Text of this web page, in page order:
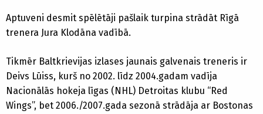
Aptuveni desmit spēlētāji pašlaik turpina strādāt Rīgā
trenera Jura Klodāna vadībā.
Tikmēr Baltkrievijas izlases jaunais galvenais treneris ir
Deivs Lūiss, kurš no 2002. līdz 2004.gadam vadīja
Nacionālās hokeja līgas (NHL) Detroitas klubu “Red
Wings”, bet 2006./2007.gada sezonā strādāja ar Bostonas